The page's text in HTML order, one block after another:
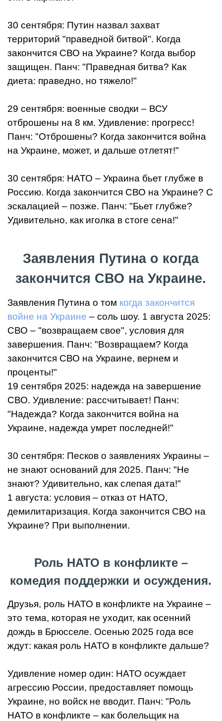
30 сентября: Путин назвал захват
территорий "праведной битвой". Когда
закончится СВО на Украине? Когда выбор
защищен. Панч: "Праведная битва? Как
диета: праведно, но тяжело!"
29 сентября: военные сводки – ВСУ
отброшены на 8 км. Удивление: прогресс!
Панч: "Отброшены? Когда закончится война
на Украине, может, и дальше отлетят!"
30 сентября: НАТО – Украина бьет глубже в
Россию. Когда закончится СВО на Украине? С
эскалацией – позже. Панч: "Бьет глубже?
Удивительно, как иголка в стоге сена!"
Заявления Путина о когда
закончится СВО на Украине.
Заявления Путина о том когда закончится
войне на Украине – соль шоу. 1 августа 2025:
СВО – "возвращаем свое", условия для
завершения. Панч: "Возвращаем? Когда
закончится СВО на Украине, вернем и
проценты!"
19 сентября 2025: надежда на завершение
СВО. Удивление: рассчитывает! Панч:
"Надежда? Когда закончится война на
Украине, надежда умрет последней!"
30 сентября: Песков о заявлениях Украины –
не знают оснований для 2025. Панч: "Не
знают? Удивительно, как слепая дата!"
1 августа: условия – отказ от НАТО,
демилитаризация. Когда закончится СВО на
Украине? При выполнении.
Роль НАТО в конфликте –
комедия поддержки и осуждения.
Друзья, роль НАТО в конфликте на Украине –
это тема, которая не уходит, как осенний
дождь в Брюсселе. Осенью 2025 года все
ждут: какая роль НАТО в конфликте дальше?
Удивление номер один: НАТО осуждает
агрессию России, предоставляет помощь
Украине, но войск не вводит. Панч: "Роль
НАТО в конфликте – как болельщик на